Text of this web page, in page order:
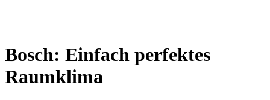
Bosch: Einfach perfektes
Raumklima